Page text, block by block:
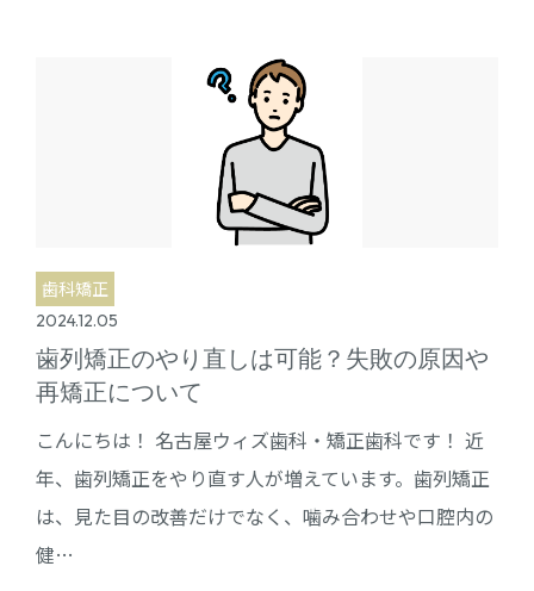
歯科矯正
2024.12.05
歯列矯正のやり直しは可能？失敗の原因や
再矯正について
こんにちは！ 名古屋ウィズ歯科・矯正歯科です！ 近
年、歯列矯正をやり直す人が増えています。歯列矯正
は、見た目の改善だけでなく、噛み合わせや口腔内の
健…